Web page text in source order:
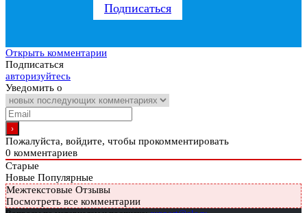
Подписаться
Открыть комментарии
Подписаться
авторизуйтесь
Уведомить о
Пожалуйста, войдите, чтобы прокомментировать
0 комментариев
Старые
Новые Популярные
Межтекстовые Отзывы
Посмотреть все комментарии